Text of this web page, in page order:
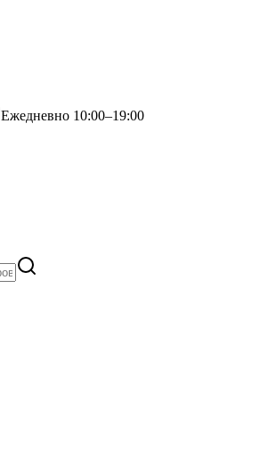
Ежедневно 10:00–19:00